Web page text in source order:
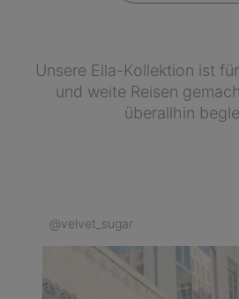
Unsere Ella-Kollektion ist
und weite Reisen
überallhin
@velvet_sugar